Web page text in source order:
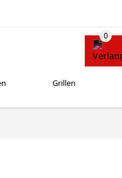
Grillen